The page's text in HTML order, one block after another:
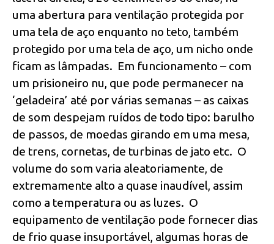
uma abertura para ventilação protegida por
uma tela de aço enquanto no teto, também
protegido por uma tela de aço, um nicho onde
ficam as lâmpadas. Em funcionamento – com
um prisioneiro nu, que pode permanecer na
‘geladeira’ até por várias semanas – as caixas
de som despejam ruídos de todo tipo: barulho
de passos, de moedas girando em uma mesa,
de trens, cornetas, de turbinas de jato etc. O
volume do som varia aleatoriamente, de
extremamente alto a quase inaudível, assim
como a temperatura ou as luzes. O
equipamento de ventilação pode fornecer dias
de frio quase insuportável, algumas horas de